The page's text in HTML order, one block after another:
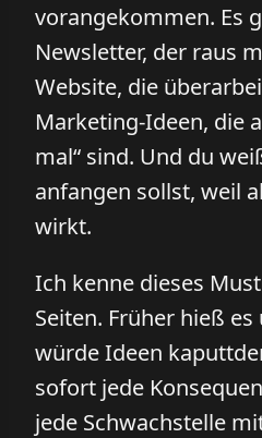
vorangekommen. Es
Newsletter, der raus
Website, die
Marketing-Ideen, die
mal“ sind. Und du
anfangen sollst, weil
wirkt.
Ich kenne dieses
Seiten. Früher hieß
würde Ideen
sofort jede
jede Schwachstelle